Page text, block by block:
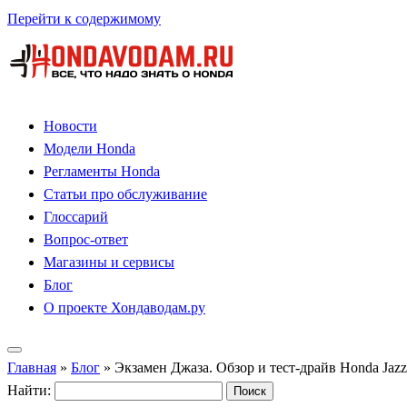
Перейти к содержимому
Новости
Модели Honda
Регламенты Honda
Статьи про обслуживание
Глоссарий
Вопрос-ответ
Магазины и сервисы
Блог
О проекте Хондаводам.ру
Главная » Блог » Экзамен Джаза. Обзор и тест-драйв Honda
Найти: